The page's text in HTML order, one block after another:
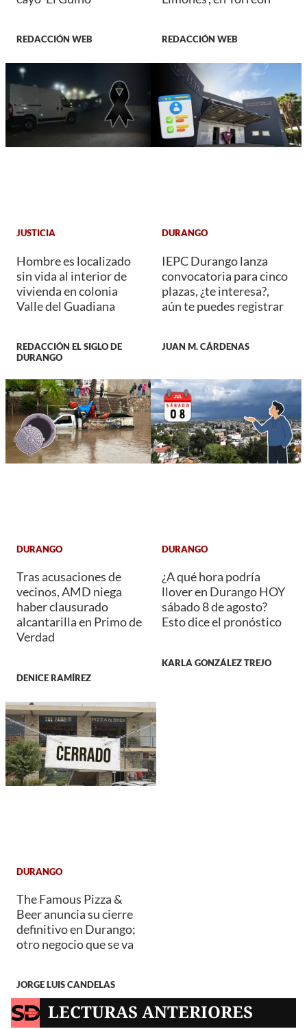
REDACCIÓN WEB REDACCIÓN WEB
JUSTICIA
Hombre es localizado
sin vida al interior de
vivienda en colonia
Valle del Guadiana
REDACCIÓN EL SIGLO DE
DURANGO
DURANGO
IEPC Durango lanza
convocatoria para cinco
plazas, ¿te interesa?,
aún te puedes registrar
JUAN M. CÁRDENAS
DURANGO
Tras acusaciones de
vecinos, AMD niega
haber clausurado
alcantarilla en Primo de
Verdad
DENICE RAMÍREZ
DURANGO
¿A qué hora podría
llover en Durango HOY
sábado 8 de agosto?
Esto dice el pronóstico
KARLA GONZÁLEZ TREJO
DURANGO
The Famous Pizza &
Beer anuncia su cierre
definitivo en Durango;
otro negocio que se va
JORGE LUIS CANDELAS
LECTURAS ANTERIORES